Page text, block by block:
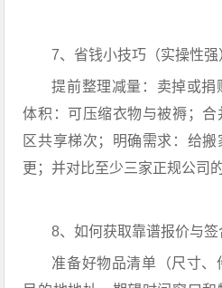
7、省钱小技巧（实操性强
提前整理减量：卖掉或
体积：可压缩衣物与被褥；
区共享梯次；明确需求：给
更；并对比至少三家正规公司的
8、如何获取靠谱报价与签
准备好物品清单（尺寸